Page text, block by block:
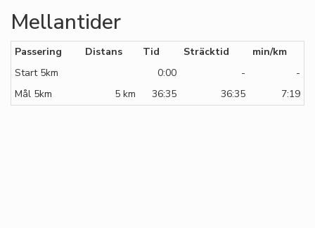
Mellantider
Passering Distans Tid Sträcktid
min/km
Start 5km
0:00 -
-
Mål 5km
5 km 36:35 36:35 7:19